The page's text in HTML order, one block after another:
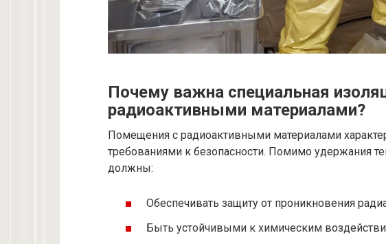
Почему важна специальная
радиоактивными материалами?
Помещения с радиоактивными материалами
требованиями к безопасности. Помимо удержания
должны:
Обеспечивать защиту от проникновения
Быть устойчивыми к химическим